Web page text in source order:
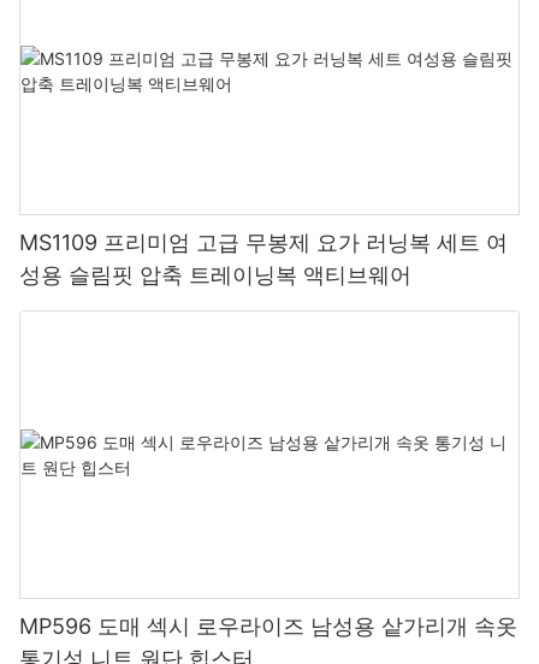
MS1109 프리미엄 고급 무봉제 요가 러닝복 세트 여
성용 슬림핏 압축 트레이닝복 액티브웨어
MP596 도매 섹시 로우라이즈 남성용 샅가리개 속옷
통기성 니트 원단 힙스터